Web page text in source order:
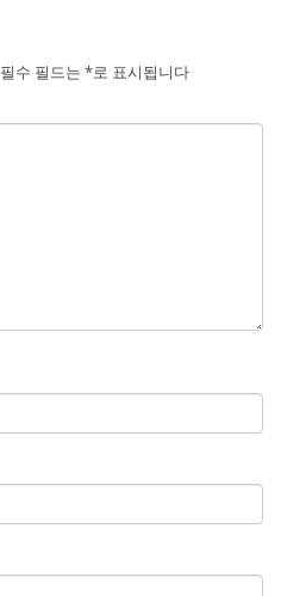
필수 필드는 *로 표시됩니다